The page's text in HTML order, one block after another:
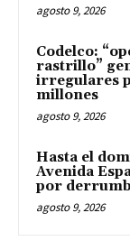
agosto 9, 2026
Codelco:
rastrillo”
irregulares
millones
agosto 9, 2026
Hasta el
Avenida
por
agosto 9, 2026